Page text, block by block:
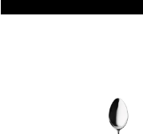
Kaşığı